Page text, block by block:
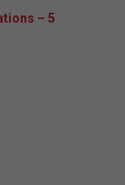
– 5